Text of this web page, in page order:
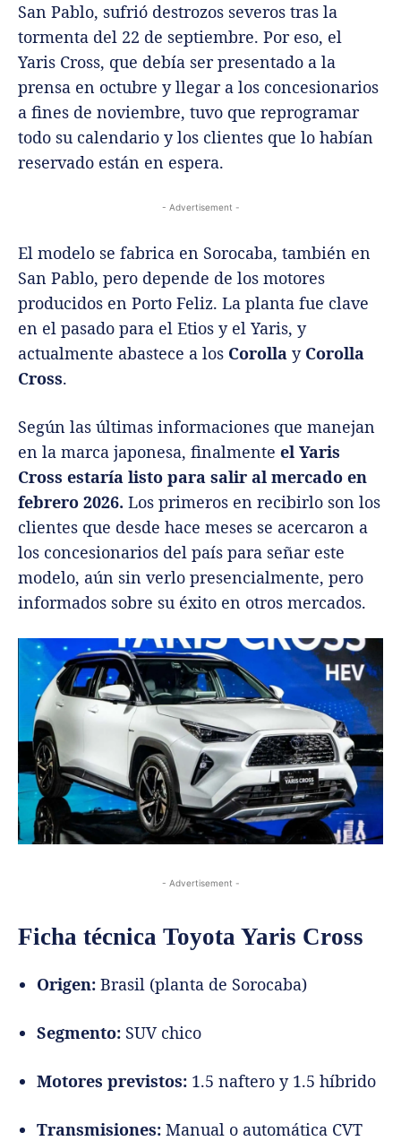
San Pablo, sufrió destrozos severos tras la
tormenta del 22 de septiembre. Por eso, el
Yaris Cross, que debía ser presentado a la
prensa en octubre y llegar a los concesionarios
a fines de noviembre, tuvo que reprogramar
todo su calendario y los clientes que lo habían
reservado están en espera.
- Advertisement -
El modelo se fabrica en Sorocaba, también en
San Pablo, pero depende de los motores
producidos en Porto Feliz. La planta fue clave
en el pasado para el Etios y el Yaris, y
actualmente abastece a los Corolla y Corolla
Cross.
Según las últimas informaciones que manejan
en la marca japonesa, finalmente el Yaris
Cross estaría listo para salir al mercado en
febrero 2026. Los primeros en recibirlo son los
clientes que desde hace meses se acercaron a
los concesionarios del país para señar este
modelo, aún sin verlo presencialmente, pero
informados sobre su éxito en otros mercados.
- Advertisement -
Ficha técnica Toyota Yaris Cross
Origen: Brasil (planta de Sorocaba)
Segmento: SUV chico
Motores previstos: 1.5 naftero y 1.5 híbrido
Transmisiones: Manual o automática CVT